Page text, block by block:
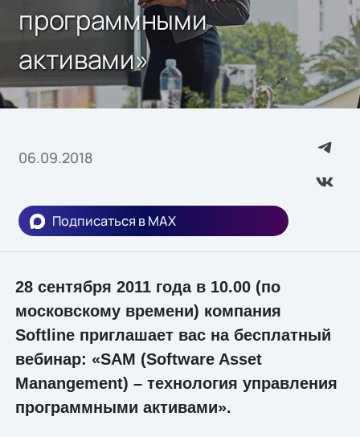
программными
активами»
06.09.2018
Подписаться в MAX
28 сентября 2011 года в 10.00 (по
московскому времени) компания
Softline приглашает вас на бесплатный
вебинар: «SAM (Software Asset
Manangement) – технология управления
программными активами».